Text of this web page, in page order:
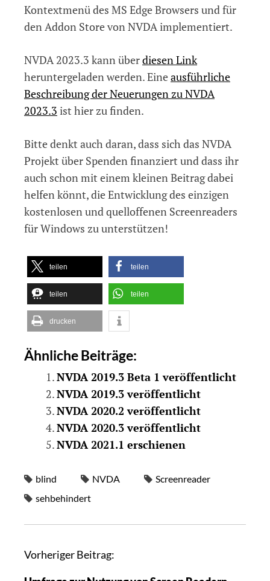
Kontextmenü des MS Edge Browsers und für
den Addon Store von NVDA implementiert.
NVDA 2023.3 kann überdiesen Link
heruntergeladen werden. Eineausführliche
Beschreibung der Neuerungen zu NVDA
2023.3 ist hier zu finden.
Bitte denkt auch daran, dass sich das NVDA
Projekt über Spenden finanziert und dass ihr
auch schon mit einem kleinen Beitrag dabei
helfen könnt, die Entwicklung des einzigen
kostenlosen und quelloffenen Screenreaders
für Windows zu unterstützen!
teilen teilen
teilen teilen
drucken
Ähnliche Beiträge:
NVDA 2019.3 Beta 1 veröffentlicht
NVDA 2019.3 veröffentlicht
NVDA 2020.2 veröffentlicht
NVDA 2020.3 veröffentlicht
NVDA 2021.1 erschienen
blind NVDA
Screenreader
sehbehindert
Vorheriger Beitrag: